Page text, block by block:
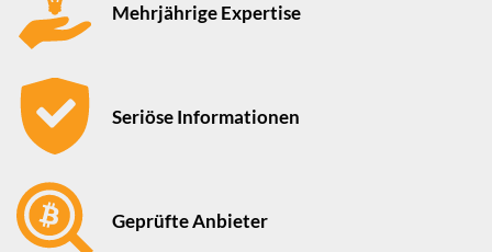
Mehrjährige Expertise
Seriöse Informationen
Geprüfte Anbieter